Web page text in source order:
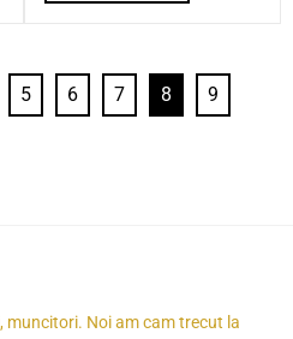
5 6 7 8
9
muncitori. Noi am cam trecut la